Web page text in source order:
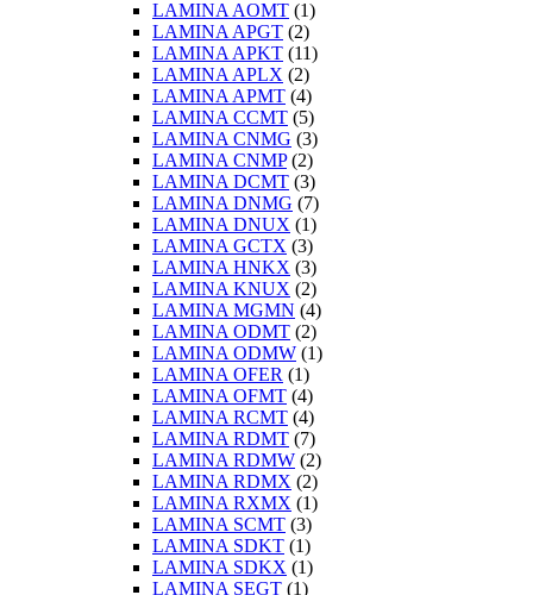
LAMINA AOMT (1)
LAMINA APGT (2)
LAMINA APKT (11)
LAMINA APLX (2)
LAMINA APMT (4)
LAMINA CCMT (5)
LAMINA CNMG (3)
LAMINA CNMP(2)
LAMINA DCMT (3)
LAMINA DNMG (7)
LAMINA DNUX (1)
LAMINA GCTX (3)
LAMINA HNKX (3)
LAMINA KNUX (2)
LAMINA MGMN (4)
LAMINA ODMT (2)
LAMINA ODMW (1)
LAMINA OFER (1)
LAMINA OFMT (4)
LAMINA RCMT (4)
LAMINA RDMT (7)
LAMINA RDMW (2)
LAMINA RDMX (2)
LAMINA RXMX (1)
LAMINA SCMT (3)
LAMINA SDKT (1)
LAMINA SDKX (1)
LAMINA SEGT (1)